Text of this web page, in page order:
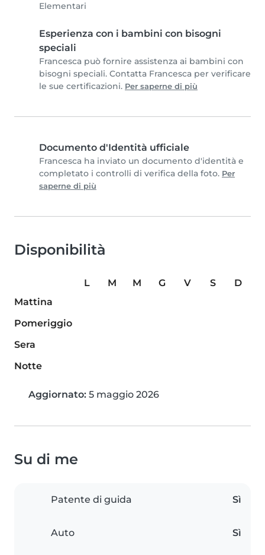
Elementari
Esperienza con i bambini con bisogni
speciali
Francesca può fornire assistenza ai bambini con
bisogni speciali. Contatta Francesca per verificare
le sue certificazioni. Per saperne di più
Documento d'Identità ufficiale
Francesca ha inviato un documento d'identità e
completato i controlli di verifica della foto. Per
saperne di più
Disponibilità
L M M G V S
D
Mattina
Pomeriggio
Sera
Notte
Aggiornato: 5 maggio 2026
Su di me
Patente di guida Sì
Auto Sì